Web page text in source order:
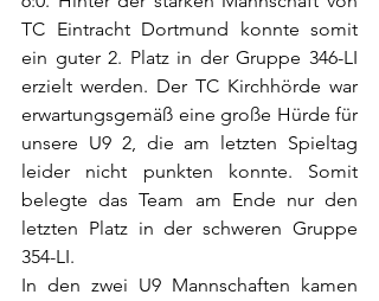
TC Eintracht Dortmund konnte somit
ein guter 2. Platz in der Gruppe 346-LI
erzielt werden. Der TC Kirchhörde war
erwartungsgemäß eine große Hürde für
unsere U9 2, die am letzten Spieltag
leider nicht punkten konnte. Somit
belegte das Team am Ende nur den
letzten Platz in der schweren Gruppe
354-LI.
In den zwei U9 Mannschaften kamen